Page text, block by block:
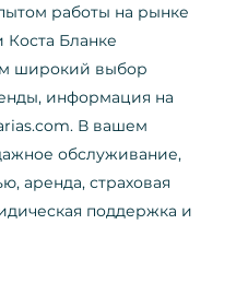
работы на рынке
Бланке
широкий выбор
информация на
В вашем
обслуживание,
аренда, страховая
поддержка и